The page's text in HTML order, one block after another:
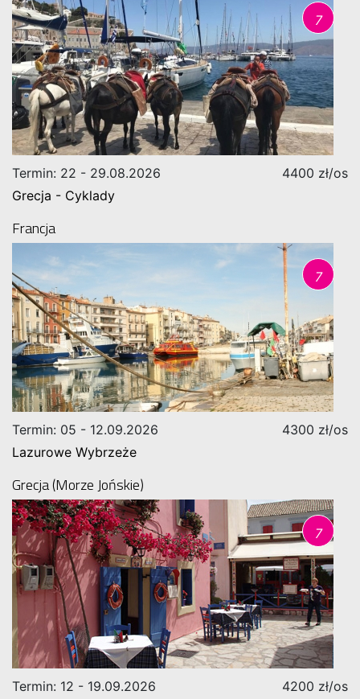
7
Termin: 22 - 29.08.2026
4400 zł/os
Grecja - Cyklady
Francja
7
Termin: 05 - 12.09.2026
4300 zł/os
Lazurowe Wybrzeże
Grecja (Morze Jońskie)
7
Termin: 12 - 19.09.2026
4200 zł/os